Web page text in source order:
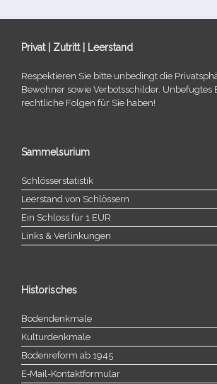
Privat | Zutritt | Leerstand
Respektieren Sie bitte unbe­dingt die
Bewohner sowie Verbotsschilder. Unbefugtes
recht­li­che Folgen für Sie haben!
Sammelsurium
Schlösserstatistik
Leerstand von Schlössern
Ein Schloss für 1 EUR
Links & Verlinkungen
Historisches
Bodendenkmale
Kulturdenkmale
Bodenreform ab 1945
E‑Mail-​​Kontaktformular